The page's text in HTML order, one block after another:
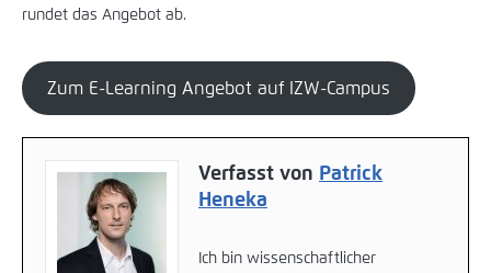
rundet das Angebot ab.
Zum E-Learning Angebot auf IZW-Campus
Verfasst von Patrick
Heneka
Ich bin wissenschaftlicher